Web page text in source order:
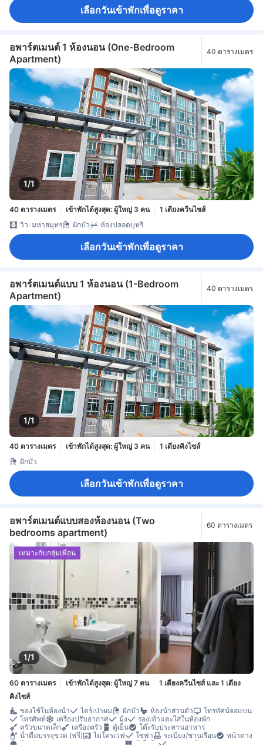
โต๊ะรับประทานอาหาร น้ำดื่มบรรจุขวด (ฟรี)
โต๊ะทำงาน พื้นที่นั่งเล่น
พื้นไม้/ปาเกต์
เลือกวันเข้าพักเพื่อดูราคา
อพาร์ตเมนต์ 1 ห้องนอน (One-Bedroom
Apartment)
40 ตารางเมตร
1/1
40 ตารางเมตร เข้าพักได้สูงสุด: ผู้ใหญ่ 3 คน
1 เตียงควีนไซส์
วิว: มหาสมุทร
ฝักบัว ห้องปลอดบุหรี่
เลือกวันเข้าพักเพื่อดูราคา
อพาร์ตเมนต์แบบ 1 ห้องนอน (1-Bedroom
Apartment)
40 ตารางเมตร
1/1
40 ตารางเมตร เข้าพักได้สูงสุด: ผู้ใหญ่ 3 คน
1 เตียงคิงไซส์
ฝักบัว
เลือกวันเข้าพักเพื่อดูราคา
อพาร์ตเมนต์แบบสองห้องนอน (Two
bedrooms apartment)
60 ตารางเมตร
1/1
เหมาะกับกลุ่มเพื่อน
60 ตารางเมตร เข้าพักได้สูงสุด: ผู้ใหญ่ 7 คน
1 เตียงควีนไซส์ และ 1 เตียง
คิงไซส์
ของใช้ในห้องน้ำ
ไดร์เป่าผม ฝักบัว ห้องน้ำส่วนตัว
โทรทัศน์จอแบน
โทรศัพท์
เครื่องปรับอากาศ มุ้ง
รองเท้าแตะใส่ในห้องพัก
ครัวขนาดเล็ก
เครื่องครัว ตู้เย็น
โต๊ะรับประทานอาหาร
น้ำดื่มบรรจุขวด (ฟรี)
ไมโครเวฟ โซฟา ระเบียง/ชานเรือน
หน้าต่าง